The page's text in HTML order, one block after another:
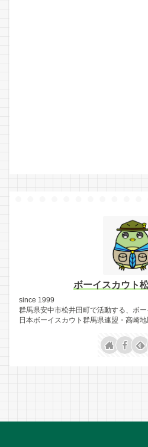
ボーイスカウト
since 1999
群馬県安中市松井田町で活動する、ボ
日本ボーイスカウト群馬県連盟・高崎地